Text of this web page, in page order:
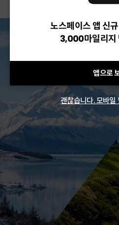
노스페이스 앱 신
3,000마일리지
앱으로
괜찮습니다. 모바일